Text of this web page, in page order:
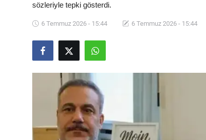
sözleriyle tepki gösterdi.
6 Temmuz 2026 - 15:44 6 Temmuz 2026 - 15:44